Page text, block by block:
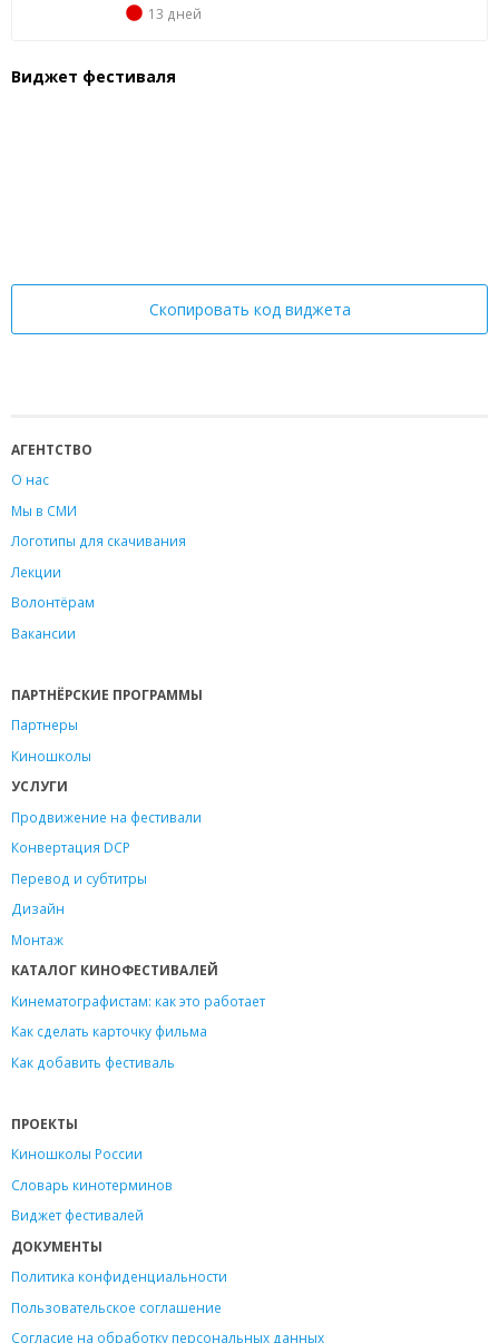
13 дней
Виджет фестиваля
Скопировать код виджета
АГЕНТСТВО
О нас
Мы в СМИ
Логотипы для скачивания
Лекции
Волонтёрам
Вакансии
ПАРТНЁРСКИЕ ПРОГРАММЫ
Партнеры
Киношколы
УСЛУГИ
Продвижение на фестивали
Конвертация DCP
Перевод и субтитры
Дизайн
Монтаж
КАТАЛОГ КИНОФЕСТИВАЛЕЙ
Кинематографистам: как это работает
Как сделать карточку фильма
Как добавить фестиваль
ПРОЕКТЫ
Киношколы России
Словарь кинотерминов
Виджет фестивалей
ДОКУМЕНТЫ
Политика конфиденциальности
Пользовательское соглашение
Согласие на обработку персональных данных